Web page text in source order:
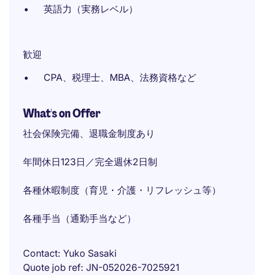
英語力（実務レベル）
歓迎
CPA、税理士、MBA、法務資格など
What's on Offer
社会保険完備、退職金制度あり
年間休日123日／完全週休2日制
各種休暇制度（育児・介護・リフレッシュ等）
各種手当（通勤手当など）
Contact Yuko Sasaki
Quote job ref JN-052026-7025921